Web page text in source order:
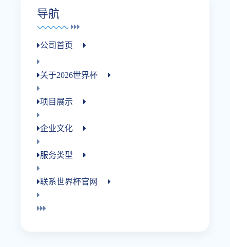
导航
公司首页
关于2026世界杯
项目展示
企业文化
服务类型
联系世界杯官网